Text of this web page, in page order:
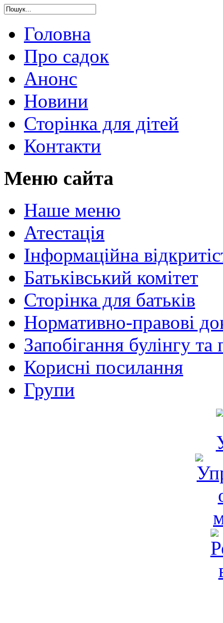
Головна
Про садок
Анонс
Новини
Сторінка для дітей
Контакти
Меню сайта
Наше меню
Атестація
Інформаційна
Батьківський комітет
Сторінка для батьків
Нормативно-правові
Запобігання булінгу та
Корисні посилання
Групи